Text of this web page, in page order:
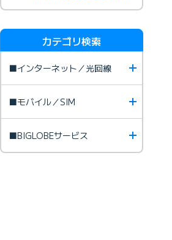
カテゴリ検索
■インターネット／光回線
■モバイル／SIM
■BIGLOBEサービス